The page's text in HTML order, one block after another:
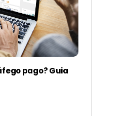
pago? Guia